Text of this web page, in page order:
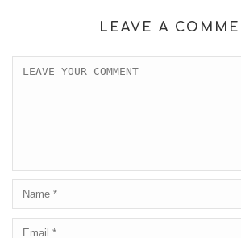
LEAVE A